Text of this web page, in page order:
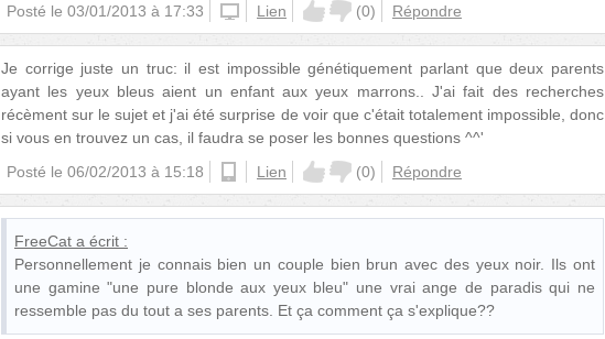
Posté le 03/01/2013 à 17:33 websiteLien (0) Répondre
Je corrige juste un truc: il est impossible génétiquement parlant que deux parents
ayant les yeux bleus aient un enfant aux yeux marrons.. J'ai fait des recherches
récèment sur le sujet et j'ai été surprise de voir que c'était totalement impossible, donc
si vous en trouvez un cas, il faudra se poser les bonnes questions ^^'
Posté le 06/02/2013 à 15:18 androidLien (0) Répondre
FreeCat a écrit :
Personnellement je connais bien un couple bien brun avec des yeux noir. Ils ont
une gamine "une pure blonde aux yeux bleu" une vrai ange de paradis qui ne
ressemble pas du tout a ses parents. Et ça comment ça s'explique??